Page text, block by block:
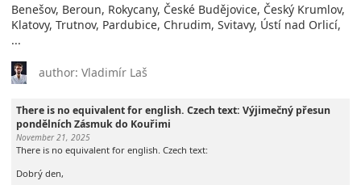
Benešov, Beroun, Rokycany, České Budějovice, Český Krumlov,
Klatovy, Trutnov, Pardubice, Chrudim, Svitavy, Ústí nad Orlicí,
...
author: Vladimír Laš
There is no equivalent for english. Czech text: Výjimečný přesun
pondělních Zásmuk do Kouřimi
November 21, 2025
There is no equivalent for english. Czech text:
Dobrý den,